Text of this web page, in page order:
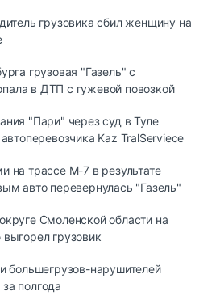
грузовика сбил женщину на
грузовая "Газель" с
в ДТП с гужевой повозкой
"Пари" через суд в Туле
Kaz TralServiece
на трассе М-7 в результате
авто перевернулась "Газель"
Смоленской области на
грузовик
большегрузов-нарушителей
полгода